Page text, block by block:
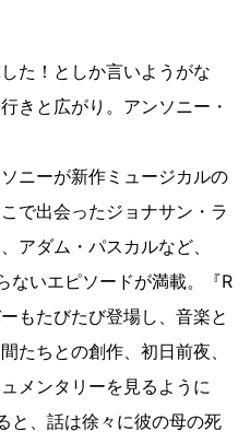
た！としか言いようがな
きと広がり。アンソニー・
ニーが新作ミュージカルの
で出会ったジョナサン・ラ
アダム・パスカルなど、
ないエピソードが満載。『R
もたびたび登場し、音楽と
たちとの創作、初日前夜、
メンタリーを見るように
と、話は徐々に彼の母の死